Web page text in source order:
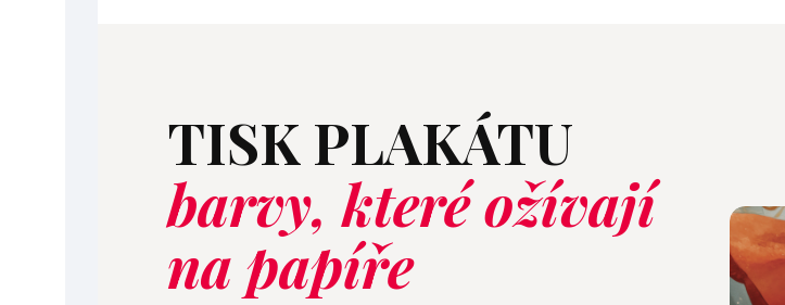
TISK PLAKÁTU
barvy, které ožívají
na papíře